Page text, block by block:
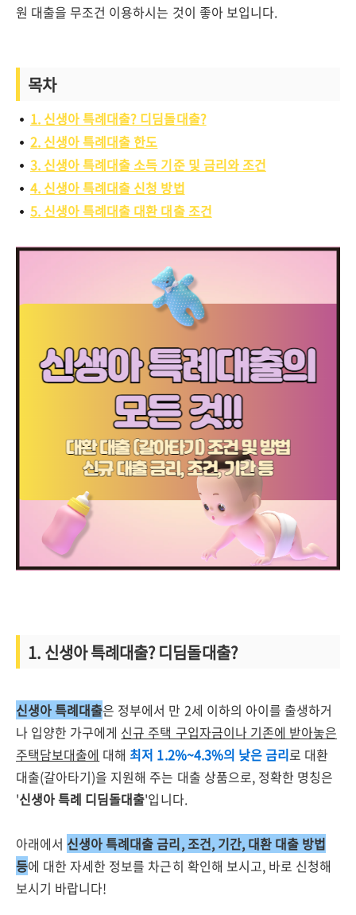
원 대출을 무조건 이용하시는 것이 좋아 보입니다.
목차
1. 신생아 특례대출? 디딤돌대출?
2. 신생아 특례대출 한도
3. 신생아 특례대출 소득 기준 및 금리와 조건
4. 신생아 특례대출 신청 방법
5. 신생아 특례대출 대환 대출 조건
1. 신생아 특례대출? 디딤돌대출?
신생아 특례대출은 정부에서 만 2세 이하의 아이를 출생하거
나 입양한 가구에게 신규 주택 구입자금이나 기존에 받아놓은
주택담보대출에 대해 최저 1.2%~4.3%의 낮은 금리로 대환
대출(갈아타기)을 지원해 주는 대출 상품으로, 정확한 명칭은
'신생아 특례 디딤돌대출'입니다.
아래에서 신생아 특례대출 금리, 조건, 기간, 대환 대출 방법
등에 대한 자세한 정보를 차근히 확인해 보시고, 바로 신청해
보시기 바랍니다!